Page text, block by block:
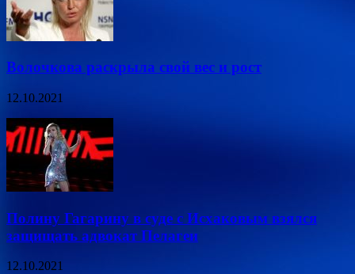
Волочкова раскрыла свой вес и рост
12.10.2021
Полину Гагарину в суде с Исхаковым взялся
защищать адвокат Пелагеи
12.10.2021